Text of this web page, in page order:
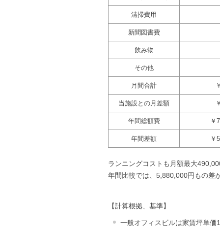
清掃費用
新聞図書費
飲み物
その他
月間合計
当施設との月差額
年間総額費 ￥
年間差額 ￥
ランニングコストも月額最大
年間比較では、5,880,000円もの差
【計算根拠、基準】
一般オフィスビルは家賃坪単価